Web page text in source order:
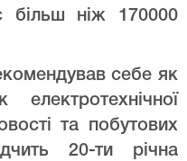
більш ніж 170000
себе як
електротехнічної
та побутових
20-ти річна